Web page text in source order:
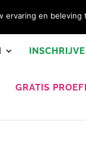
GRATIS
ervaring en